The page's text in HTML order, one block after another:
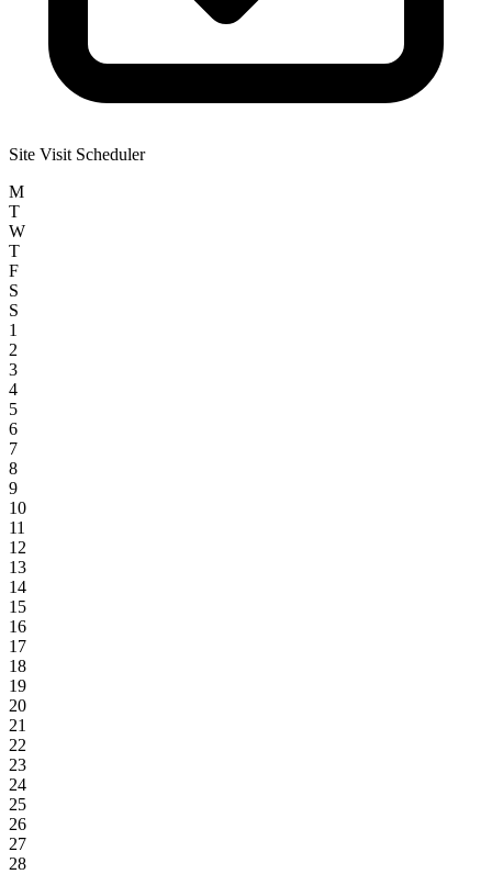
Site Visit Scheduler
M
T
W
T
F
S
S
1
2
3
4
5
6
7
8
9
10
11
12
13
14
15
16
17
18
19
20
21
22
23
24
25
26
27
28